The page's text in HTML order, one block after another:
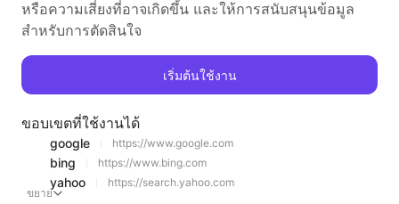
หรือความเสี่ยงที่อาจเกิดขึ้น และให้การสนับสนุนข้อมูล
สำหรับการตัดสินใจ
เริ่มต้นใช้งาน
ขอบเขตที่ใช้งานได้
google https://www.google.com
bing https://www.bing.com
yahoo
https://search.yahoo.com
ขยาย